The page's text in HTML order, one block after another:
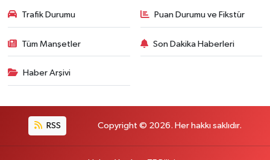
Trafik Durumu Puan Durumu ve Fikstür
Tüm Manşetler Son Dakika Haberleri
Haber Arşivi
RSS Copyright © 2026. Her hakkı saklıdır.